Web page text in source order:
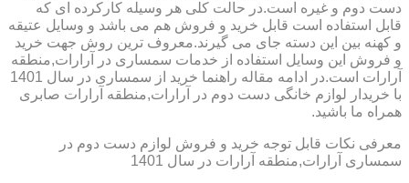
دست دوم و غیره است.در حالت کلی هر وسیله کارکرده ای که
قابل استفاده است قابل خرید و فروش هم می باشد و وسایل عتیقه
و کهنه بین این دسته جای می گیرند.معروف ترین روش جهت خرید
و فروش این وسایل استفاده از خدمات سمساری در آرارات,منطقه
آرارات است.در ادامه مقاله راهنما خرید از سمساری در سال 1401
با خریدار لوازم خانگی دست دوم در آرارات,منطقه آرارات صابری
همراه ما باشید.
معرفی نکات قابل توجه خرید و فروش لوازم دست دوم در
سمساری آرارات,منطقه آرارات در سال 1401